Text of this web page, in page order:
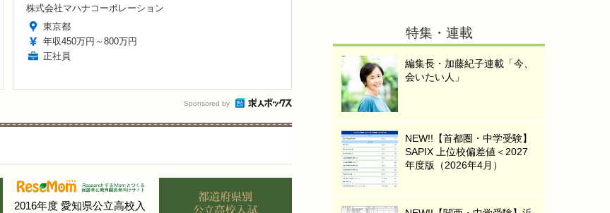
株式会社マハナコーポレーション
東京都
年収450万円～800万円
正社員
Sponsored by
2016年度 愛知県公立高校入
特集・連載
編集長・加藤紀子連載「今、
会いたい人」
NEW!!【首都圏・中学受験】
SAPIX 上位校偏差値＜2027
年度版（2026年4月）